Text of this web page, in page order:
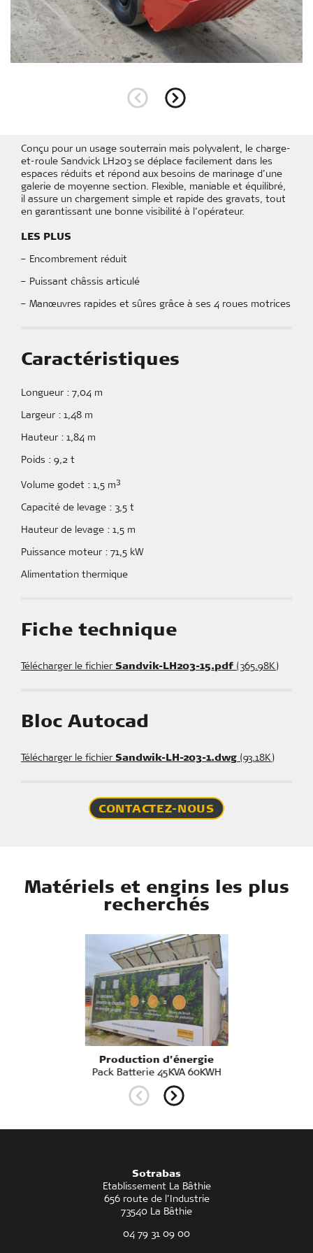
Route de l'industrie
73540 LA BATHIE
04 79 31 09 00
Conçu pour un usage souterrain mais polyvalent, le charge-
et-roule Sandvick LH203 se déplace facilement dans les
espaces réduits et répond aux besoins de marinage d’une
galerie de moyenne section. Flexible, maniable et équilibré,
il assure un chargement simple et rapide des gravats, tout
en garantissant une bonne visibilité à l’opérateur.
LES PLUS
– Encombrement réduit
– Puissant châssis articulé
– Manœuvres rapides et sûres grâce à ses 4 roues motrices
Caractéristiques
Longueur : 7,04 m
Largeur : 1,48 m
Hauteur : 1,84 m
Poids : 9,2 t
Volume godet : 1,5 m3
Capacité de levage : 3,5 t
Hauteur de levage : 1,5 m
Puissance moteur : 71,5 kW
Alimentation thermique
Fiche technique
Télécharger le fichierSandvik-LH203-15.pdf(365.98K)
Bloc Autocad
Télécharger le fichierSandwik-LH-203-1.dwg(93.18K)
CONTACTEZ-NOUS
Matériels et engins les plus
recherchés
Production d'énergie
Pack Batterie 45KVA 60KWH
Sotrabas
Etablissement La Bâthie
656 route de l’Industrie
73540 La Bâthie
04 79 31 09 00